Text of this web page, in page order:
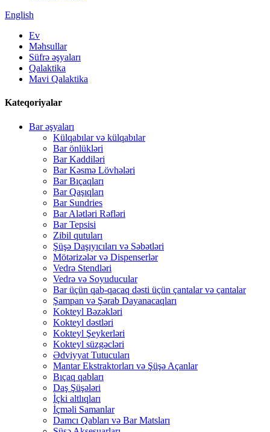
English
Ev
Məhsullar
Süfrə əşyaları
Qalaktika
Mavi Qalaktika
Kateqoriyalar
Bar əşyaları
Külqabılar və külqabılar
Bar önlükləri
Bar Kaddiləri
Bar Kəsmə Lövhələri
Bar Bıçaqları
Bar Qaşıqları
Bar Sundries
Bar Alətləri Rəfləri
Bar Tepsisi
Zibil qutuları
Şüşə Daşıyıcıları və Səbətləri
Mötərizələr və Dispenserlər
Vedrə Stendləri
Vedrə və Soyuducular
Bar üçün qab-qacaq dəsti üçün çantalar və çantalar
Şampan və Şərab Dayanacaqları
Kokteyl Bəzəkləri
Kokteyl dəstləri
Kokteyl Şeykerləri
Kokteyl süzgəcləri
Ədviyyat Tutucuları
Mantar Ekstraktorları və Şüşə Açanlar
Bıçaq qabları
Daş Şüşələri
İçki altlıqları
İçməli Samanlar
Damcı Qabları və Bar Matsları